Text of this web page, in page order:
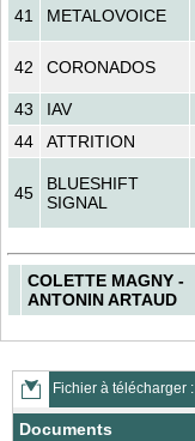
41 METALOVOICE
42 CORONADOS
43 IAV
44
ATTRITION
45
BLUESHIFT
SIGNAL
COLETTE MAGNY -
ANTONIN ARTAUD
Fichier à télécharger :
Documents